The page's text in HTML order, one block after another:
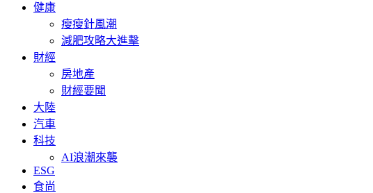
健康
瘦瘦針風潮
減肥攻略大進擊
財經
房地產
財經要聞
大陸
汽車
科技
AI浪潮來襲
ESG
食尚